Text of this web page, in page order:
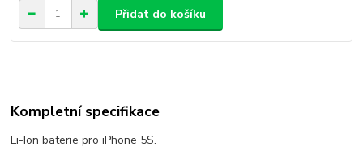
Přidat do košíku
Kompletní specifikace
Li-Ion baterie pro iPhone 5S.